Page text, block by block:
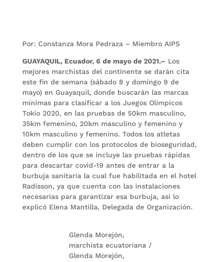
Por: Constanza Mora Pedraza – Miembro AIPS
GUAYAQUIL, Ecuador, 6 de mayo de 2021.– Los
mejores marchistas del continente se darán cita
este fin de semana (sábado 8 y domingo 9 de
mayo) en Guayaquil, donde buscarán las marcas
mínimas para clasificar a los Juegos Olímpicos
Tokio 2020, en las pruebas de 50km masculino,
35km femenino, 20km masculino y femenino y
10km masculino y femenino. Todos los atletas
deben cumplir con los protocolos de bioseguridad,
dentro de los que se incluye las pruebas rápidas
para descartar covid-19 antes de entrar a la
burbuja sanitaria la cual fue habilitada en el hotel
Radisson, ya que cuenta con las instalaciones
necesarias para garantizar esa burbuja, así lo
explicó Elena Mantilla, Delegada de Organización.
Glenda Morejón,
marchista ecuatoriana /
Glenda Morejón,